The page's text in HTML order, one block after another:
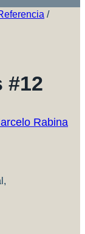
/
#12
Rabina